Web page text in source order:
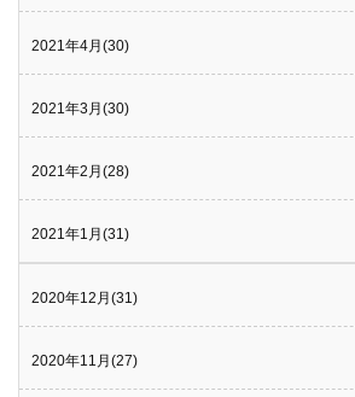
2021年4月(30)
2021年3月(30)
2021年2月(28)
2021年1月(31)
2020年12月(31)
2020年11月(27)